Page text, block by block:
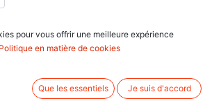
pour vous offrir une meilleure expérience
Politique en matière de cookies
Que les essentiels Je suis d'accord